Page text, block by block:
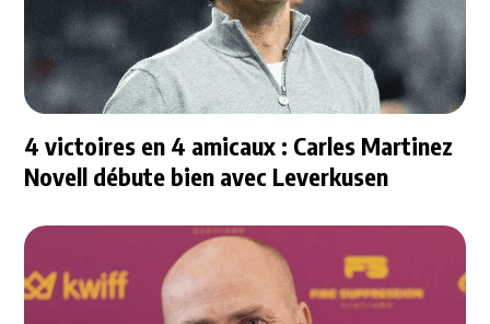
4 victoires en 4 amicaux : Carles Martinez
Novell débute bien avec Leverkusen